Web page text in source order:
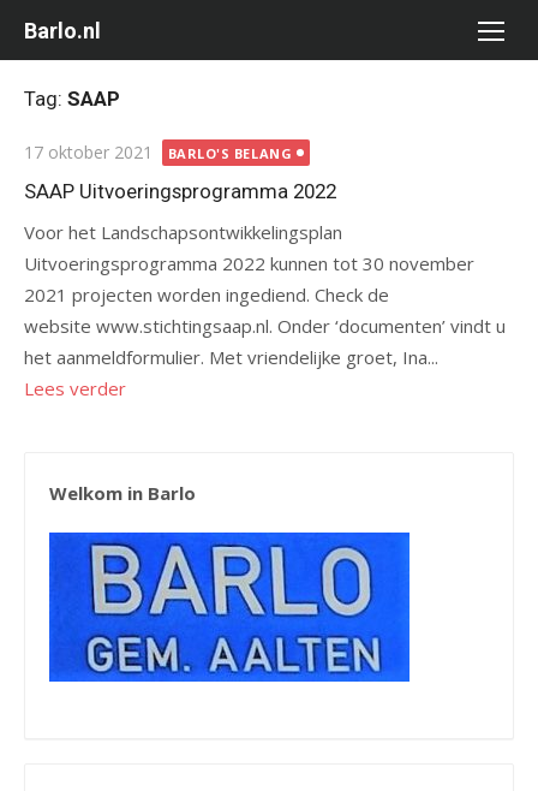
naar
inhoud
Barlo.nl
Tag: SAAP
Gepubliceerd
op
17 oktober 2021 BARLO'S BELANG
SAAP Uitvoeringsprogramma 2022
Voor het Landschapsontwikkelingsplan
Uitvoeringsprogramma 2022 kunnen tot 30 november
2021 projecten worden ingediend. Check de
website www.stichtingsaap.nl. Onder ‘documenten’ vindt u
het aanmeldformulier. Met vriendelijke groet, Ina...
Lees verder
Welkom in Barlo